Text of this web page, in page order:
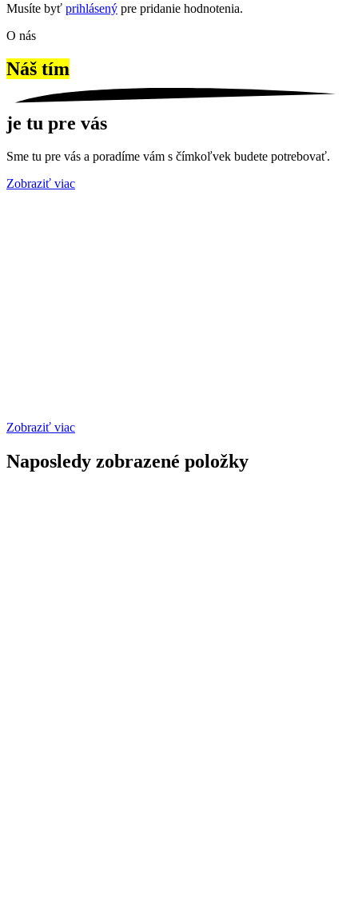
Musíte byť prihlásený pre pridanie hodnotenia.
O nás
Náš tím
je tu pre vás
Sme tu pre vás a poradíme vám s čímkoľvek budete potrebovať.
Zobraziť viac
Zobraziť viac
Naposledy zobrazené položky